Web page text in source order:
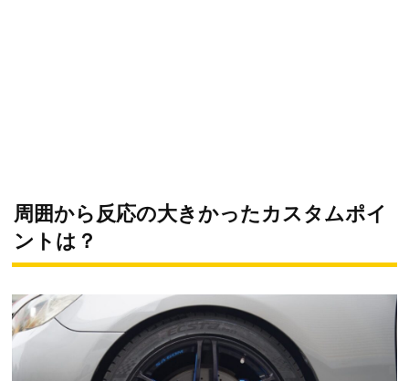
周囲から反応の大きかったカスタムポイ
ントは？